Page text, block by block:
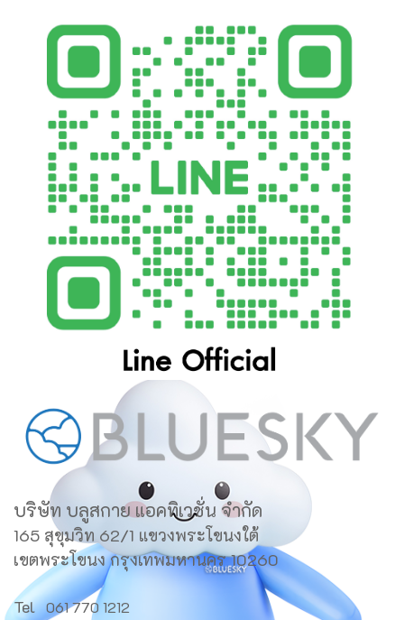
บริษัท บลูสกาย แอคทิเวชั่น จำกัด
165 สุขุมวิท 62/1 แขวงพระโขนงใต้
เขตพระโขนง กรุงเทพมหานคร 10260
Tel061 770 1212